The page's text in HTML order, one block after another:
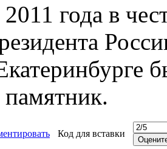
года в
Код для вставки